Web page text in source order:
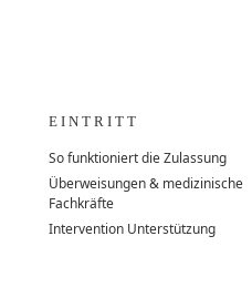
EINTRITT
So funktioniert die Zulassung
Überweisungen & medizinische
Fachkräfte
Intervention Unterstützung